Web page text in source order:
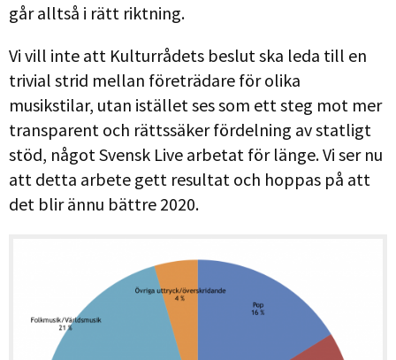
går alltså i rätt riktning.
Vi vill inte att Kulturrådets beslut ska leda till en
trivial strid mellan företrädare för olika
musikstilar, utan istället ses som ett steg mot mer
transparent och rättssäker fördelning av statligt
stöd, något Svensk Live arbetat för länge. Vi ser nu
att detta arbete gett resultat och hoppas på att
det blir ännu bättre 2020.